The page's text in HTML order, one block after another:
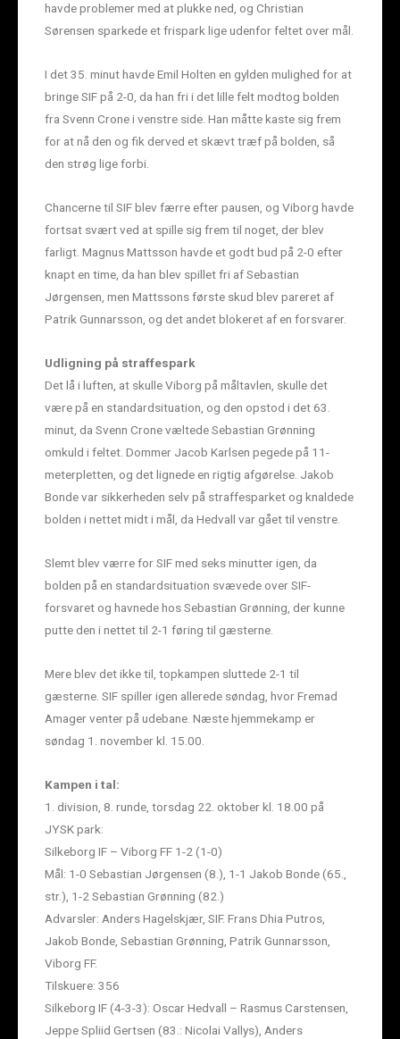
havde problemer med at plukke ned, og Christian
Sørensen sparkede et frispark lige udenfor feltet over mål.
I det 35. minut havde Emil Holten en gylden mulighed for at
bringe SIF på 2-0, da han fri i det lille felt modtog bolden
fra Svenn Crone i venstre side. Han måtte kaste sig frem
for at nå den og fik derved et skævt træf på bolden, så
den strøg lige forbi.
Chancerne til SIF blev færre efter pausen, og Viborg havde
fortsat svært ved at spille sig frem til noget, der blev
farligt. Magnus Mattsson havde et godt bud på 2-0 efter
knapt en time, da han blev spillet fri af Sebastian
Jørgensen, men Mattssons første skud blev pareret af
Patrik Gunnarsson, og det andet blokeret af en forsvarer.
Udligning på straffespark
Det lå i luften, at skulle Viborg på måltavlen, skulle det
være på en standardsituation, og den opstod i det 63.
minut, da Svenn Crone væltede Sebastian Grønning
omkuld i feltet. Dommer Jacob Karlsen pegede på 11-
meterpletten, og det lignede en rigtig afgørelse. Jakob
Bonde var sikkerheden selv på straffesparket og knaldede
bolden i nettet midt i mål, da Hedvall var gået til venstre.
Slemt blev værre for SIF med seks minutter igen, da
bolden på en standardsituation svævede over SIF-
forsvaret og havnede hos Sebastian Grønning, der kunne
putte den i nettet til 2-1 føring til gæsterne.
Mere blev det ikke til, topkampen sluttede 2-1 til
gæsterne. SIF spiller igen allerede søndag, hvor Fremad
Amager venter på udebane. Næste hjemmekamp er
søndag 1. november kl. 15.00.
Kampen i tal:
1. division, 8. runde, torsdag 22. oktober kl. 18.00 på
JYSK park:
Silkeborg IF – Viborg FF 1-2 (1-0)
Mål: 1-0 Sebastian Jørgensen (8.), 1-1 Jakob Bonde (65.,
str.), 1-2 Sebastian Grønning (82.)
Advarsler: Anders Hagelskjær, SIF. Frans Dhia Putros,
Jakob Bonde, Sebastian Grønning, Patrik Gunnarsson,
Viborg FF.
Tilskuere: 356
Silkeborg IF (4-3-3): Oscar Hedvall – Rasmus Carstensen,
Jeppe Spliid Gertsen (83.: Nicolai Vallys), Anders